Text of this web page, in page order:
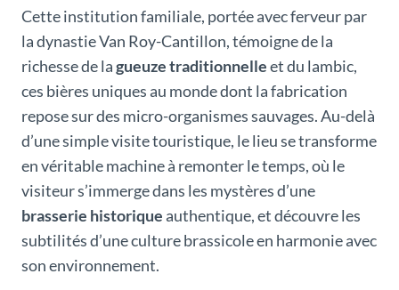
Cette institution familiale, portée avec ferveur par
la dynastie Van Roy-Cantillon, témoigne de la
richesse de lagueuze traditionnelleet du lambic,
ces bières uniques au monde dont la fabrication
repose sur des micro-organismes sauvages. Au-delà
d’une simple visite touristique, le lieu se transforme
en véritable machine à remonter le temps, où le
visiteur s’immerge dans les mystères d’une
brasserie historiqueauthentique, et découvre les
subtilités d’une culture brassicole en harmonie avec
son environnement.